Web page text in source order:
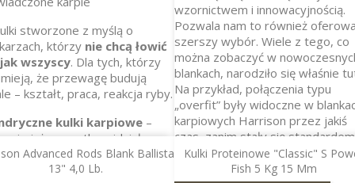
stworzone z myślą o
którzy nie chcą łowić
wszyscy. Dla tych, którzy
że przewagę budują
– kształt, praca, reakcja ryby.
kulki karpiowe –
już wszystko widziały…
tego.
wzornictwem i innowacyjnością.
Pozwala nam to również
szerszy wybór. Wiele z tego, co
można zobaczyć w
blankach, narodziło się właśnie
Na przykład, połączenia typu
„overfit” były widoczne w
karpiowych Harrison przez jakiś
czas, zanim stały się
Nie stoimy w miejscu. Każdego
realizujemy projekty badawcze,
Advanced Rods Blank Ballista
13" 4,0 Lb.
Kulki Proteinowe "Classic" S
Fish 5 Kg 15 Mm